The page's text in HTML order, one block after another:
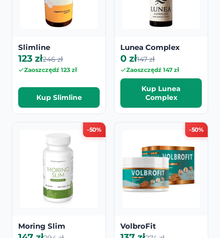
Slimline
123 zł246 zł
Zaoszczędź 123 zł
Kup Slimline
Lunea Complex
0 zł147 zł
Zaoszczędź 147 zł
Kup Lunea
Complex
-50%
Moring Slim
-50%
VolbroFit